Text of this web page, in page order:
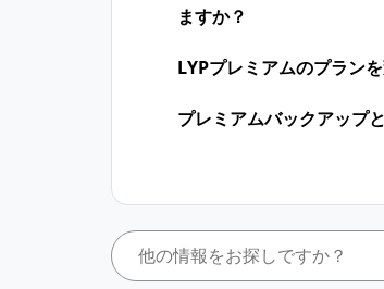
ますか？​
LYPプレミアムのプラン
プレミアムバックアップ